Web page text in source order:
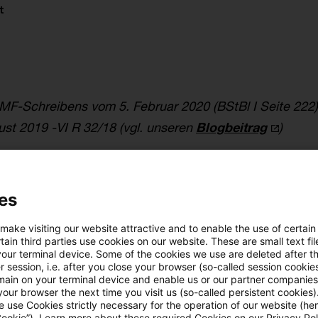
Schreibens vom 5. Februar 2020 (BStBl I Seite
2019 -VI R 32/18 (vgl. unseren Blogbeitrag )
BMF-Schreiben ist das BMF-Schreiben vom 5.
bis einschließlich 2019 nicht mehr
bis einschließlich 2019 das
18, über den entschiedenen Einzelfall hinaus
ab 2020 sind die Regelungen des § 8 Abs. 4
2020 zu beachten.
visiting our website attractive and to enable the use of
third parties use cookies on our website. These are small text
terminal device. Some of the cookies we use are deleted after
session, i.e. after you close your browser (so-called session
on your terminal device and enable us or our partner
browser the next time you visit us (so-called persistent
use Cookies strictly necessary for the operation of our website